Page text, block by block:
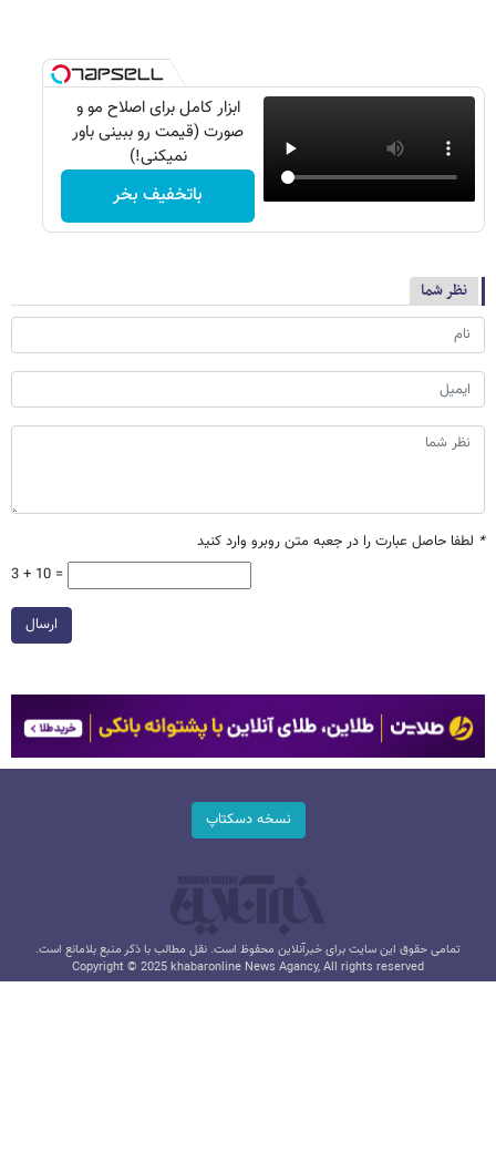
ابزار کامل برای اصلاح مو و
صورت (قیمت رو ببینی باور
نمیکنی!)
باتخفیف بخر
نظر شما
* لطفا حاصل عبارت را در جعبه متن روبرو وارد کنید
3 + 10 =
ارسال
نسخه دسکتاپ
تمامی حقوق این سایت برای خبرآنلاین محفوظ است. نقل مطالب با ذکر منبع بلامانع است.
Copyright © 2025 khabaronline News Agancy, All rights reserved